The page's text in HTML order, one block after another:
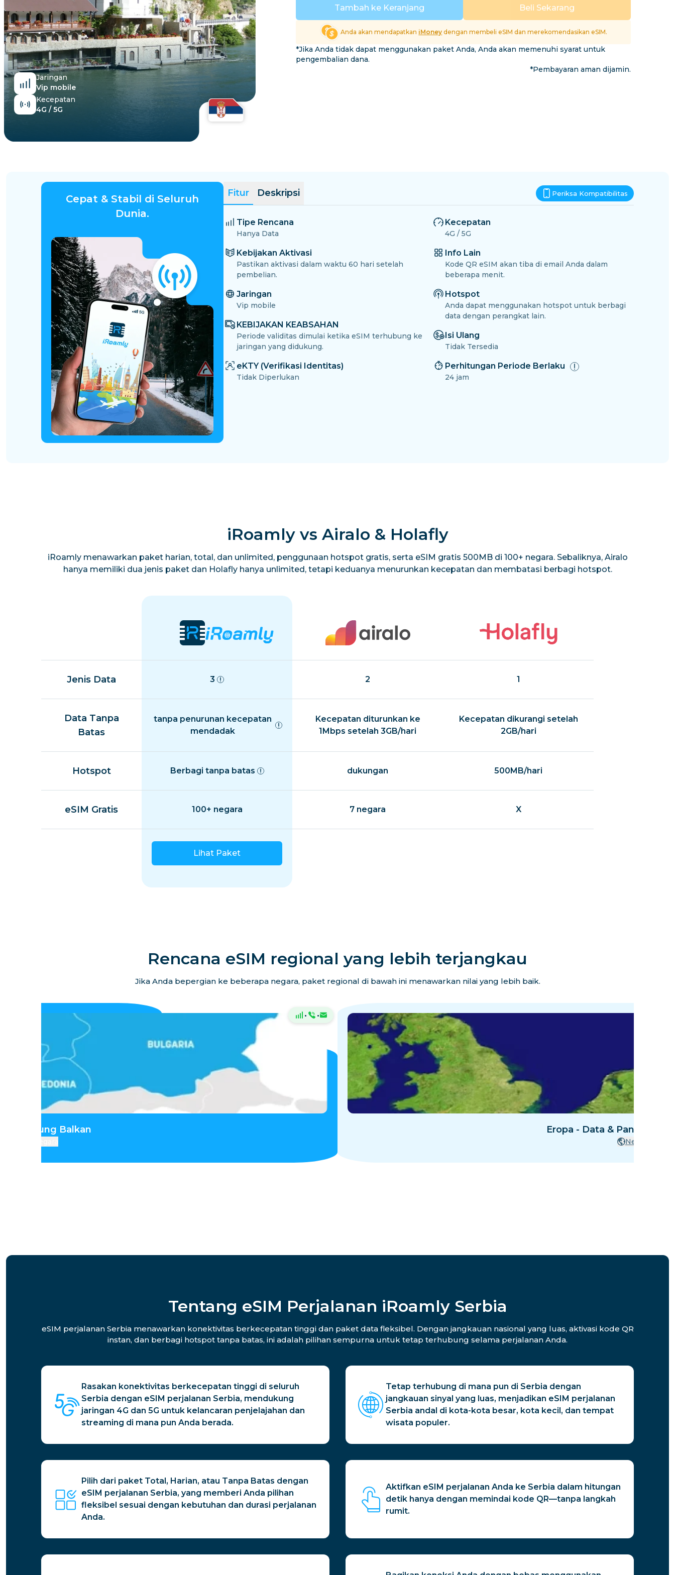
Jelajahi Semua Destinasi
Jaringan
Vip mobile
Kecepatan
4G / 5G
Tambah ke Keranjang Beli Sekarang
Anda akan mendapatkan iMoney dengan membeli eSIM dan merekomendasikan eSIM.
*Jika Anda tidak dapat menggunakan paket Anda, Anda akan memenuhi syarat untuk
pengembalian dana.
*Pembayaran aman dijamin.
Cepat & Stabil di Seluruh
Dunia.
Fitur Deskripsi Periksa Kompatibilitas
Tipe Rencana
Hanya Data
Kebijakan Aktivasi
Pastikan aktivasi dalam waktu 60 hari setelah
pembelian.
Jaringan
Vip mobile
KEBIJAKAN KEABSAHAN
Periode validitas dimulai ketika eSIM terhubung ke
jaringan yang didukung.
eKTY (Verifikasi Identitas)
Tidak Diperlukan
Kecepatan
4G / 5G
Info Lain
Kode QR eSIM akan tiba di email Anda dalam
beberapa menit.
Hotspot
Anda dapat menggunakan hotspot untuk berbagi
data dengan perangkat lain.
Isi Ulang
Tidak Tersedia
Perhitungan Periode Berlaku
24 jam
iRoamly vs Airalo & Holafly
iRoamly menawarkan paket harian, total, dan unlimited, penggunaan hotspot gratis, serta eSIM gratis 500MB di 100+ negara. Sebaliknya, Airalo
hanya memiliki dua jenis paket dan Holafly hanya unlimited, tetapi keduanya menurunkan kecepatan dan membatasi berbagi hotspot.
Jenis Data 3 2 1
Data Tanpa
Batas
tanpa penurunan kecepatan
mendadak
Kecepatan diturunkan ke
1Mbps setelah 3GB/hari
Kecepatan dikurangi setelah
2GB/hari
Hotspot Berbagi tanpa batas dukungan 500MB/hari
eSIM Gratis 100+ negara 7 negara X
Lihat Paket
Rencana eSIM regional yang lebih terjangkau
Jika Anda bepergian ke beberapa negara, paket regional di bawah ini menawarkan nilai yang lebih baik.
· ·
Balkan Eropa - Data & Panggilan -
Negara
Tentang eSIM Perjalanan iRoamly Serbia
eSIM perjalanan Serbia menawarkan konektivitas berkecepatan tinggi dan paket data fleksibel. Dengan jangkauan nasional yang luas, aktivasi kode QR
instan, dan berbagi hotspot tanpa batas, ini adalah pilihan sempurna untuk tetap terhubung selama perjalanan Anda.
Rasakan konektivitas berkecepatan tinggi di seluruh
Serbia dengan eSIM perjalanan Serbia, mendukung
jaringan 4G dan 5G untuk kelancaran penjelajahan dan
streaming di mana pun Anda berada.
Tetap terhubung di mana pun di Serbia dengan
jangkauan sinyal yang luas, menjadikan eSIM perjalanan
Serbia andal di kota-kota besar, kota kecil, dan tempat
wisata populer.
Pilih dari paket Total, Harian, atau Tanpa Batas dengan
eSIM perjalanan Serbia, yang memberi Anda pilihan
fleksibel sesuai dengan kebutuhan dan durasi perjalanan
Anda.
Aktifkan eSIM perjalanan Anda ke Serbia dalam hitungan
detik hanya dengan memindai kode QR—tanpa langkah
rumit.